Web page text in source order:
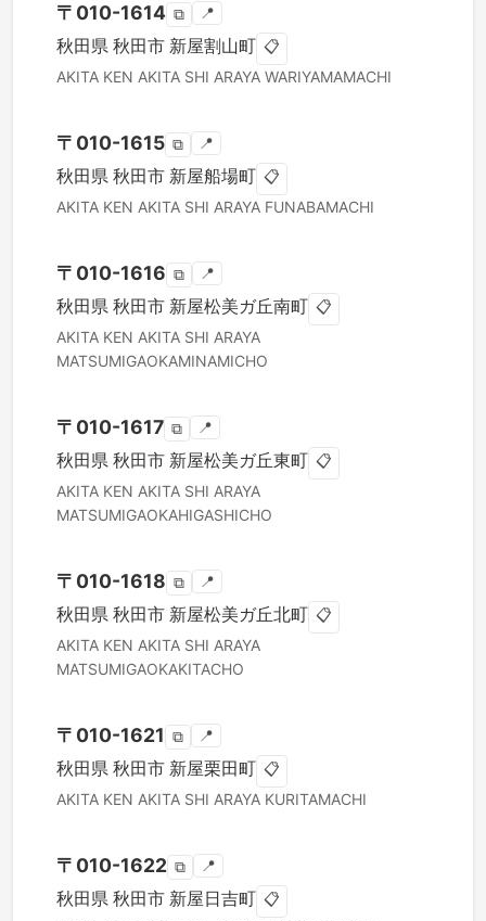
〒 010-1614 ⧉ 📍
秋田県 秋田市 新屋割山町 📋
AKITA KEN AKITA SHI ARAYA WARIYAMAMACHI
〒 010-1615 ⧉ 📍
秋田県 秋田市 新屋船場町 📋
AKITA KEN AKITA SHI ARAYA FUNABAMACHI
〒 010-1616 ⧉ 📍
秋田県 秋田市 新屋松美ガ丘南町 📋
AKITA KEN AKITA SHI ARAYA
MATSUMIGAOKAMINAMICHO
〒 010-1617 ⧉ 📍
秋田県 秋田市 新屋松美ガ丘東町 📋
AKITA KEN AKITA SHI ARAYA
MATSUMIGAOKAHIGASHICHO
〒 010-1618 ⧉ 📍
秋田県 秋田市 新屋松美ガ丘北町 📋
AKITA KEN AKITA SHI ARAYA
MATSUMIGAOKAKITACHO
〒 010-1621 ⧉ 📍
秋田県 秋田市 新屋栗田町 📋
AKITA KEN AKITA SHI ARAYA KURITAMACHI
〒 010-1622 ⧉ 📍
秋田県 秋田市 新屋日吉町 📋